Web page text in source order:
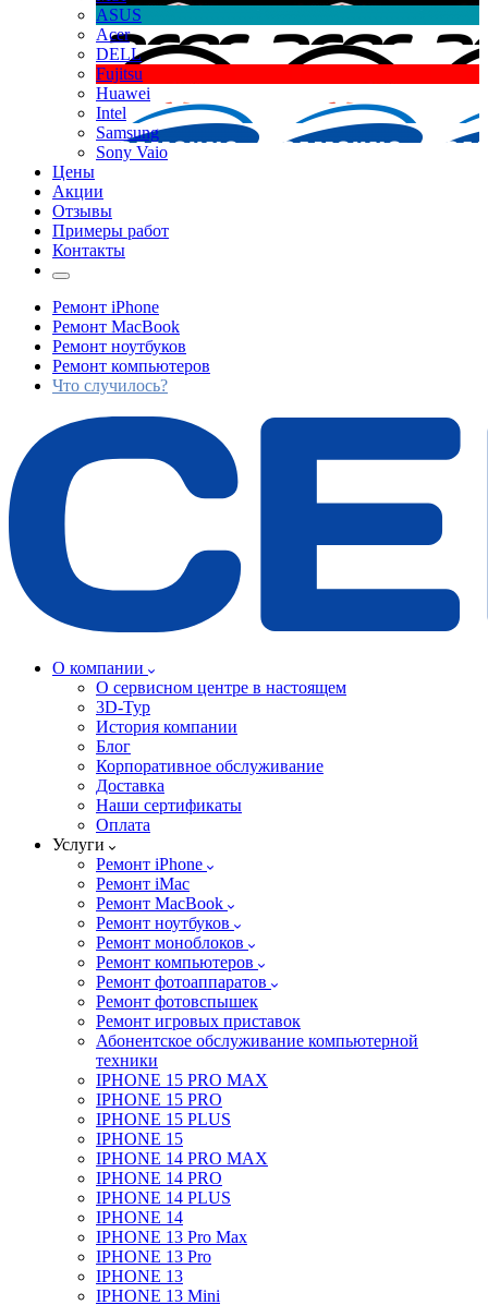
ASUS
Acer
DELL
Fujitsu
Huawei
Intel
Samsung
Sony Vaio
Цены
Акции
Отзывы
Примеры работ
Контакты
Ремонт iPhone
Ремонт MacBook
Ремонт ноутбуков
Ремонт компьютеров
Что случилось?
О компании
О сервисном центре в настоящем
3D-Тур
История компании
Блог
Корпоративное обслуживание
Доставка
Наши сертификаты
Оплата
Услуги
Ремонт iPhone
Ремонт iMac
Ремонт MacBook
Ремонт ноутбуков
Ремонт моноблоков
Ремонт компьютеров
Ремонт фотоаппаратов
Ремонт фотовспышек
Ремонт игровых приставок
Абонентское обслуживание компьютерной
техники
IPHONE 15 PRO MAX
IPHONE 15 PRO
IPHONE 15 PLUS
IPHONE 15
IPHONE 14 PRO MAX
IPHONE 14 PRO
IPHONE 14 PLUS
IPHONE 14
IPHONE 13 Pro Max
IPHONE 13 Pro
IPHONE 13
IPHONE 13 Mini